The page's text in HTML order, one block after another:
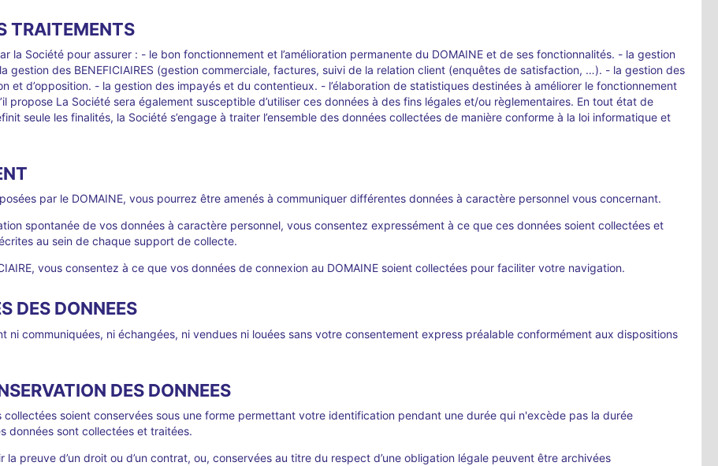
TRAITEMENTS
la Société pour assurer : - le bon fonctionnement et l’amélioration permanente du DOMAINE et de ses fonctionnalités. - la gestion
gestion des BENEFICIAIRES (gestion commerciale, factures, suivi de la relation client (enquêtes de satisfaction, …). - la gestion des
et d’opposition. - la gestion des impayés et du contentieux. - l’élaboration de statistiques destinées à améliorer le fonctionnement
propose La Société sera également susceptible d’utiliser ces données à des fins légales et/ou règlementaires. En tout état de
seule les finalités, la Société s’engage à traiter l’ensemble des données collectées de manière conforme à la loi informatique et
par le DOMAINE, vous pourrez être amenés à communiquer différentes données à caractère personnel vous concernant.
spontanée de vos données à caractère personnel, vous consentez expressément à ce que ces données soient collectées et
au sein de chaque support de collecte.
vous consentez à ce que vos données de connexion au DOMAINE soient collectées pour faciliter votre navigation.
DES DONNEES
ni communiquées, ni échangées, ni vendues ni louées sans votre consentement express préalable conformément aux dispositions
DES DONNEES
collectées soient conservées sous une forme permettant votre identification pendant une durée qui n'excède pas la durée
données sont collectées et traitées.
la preuve d’un droit ou d’un contrat, ou, conservées au titre du respect d’une obligation légale peuvent être archivées